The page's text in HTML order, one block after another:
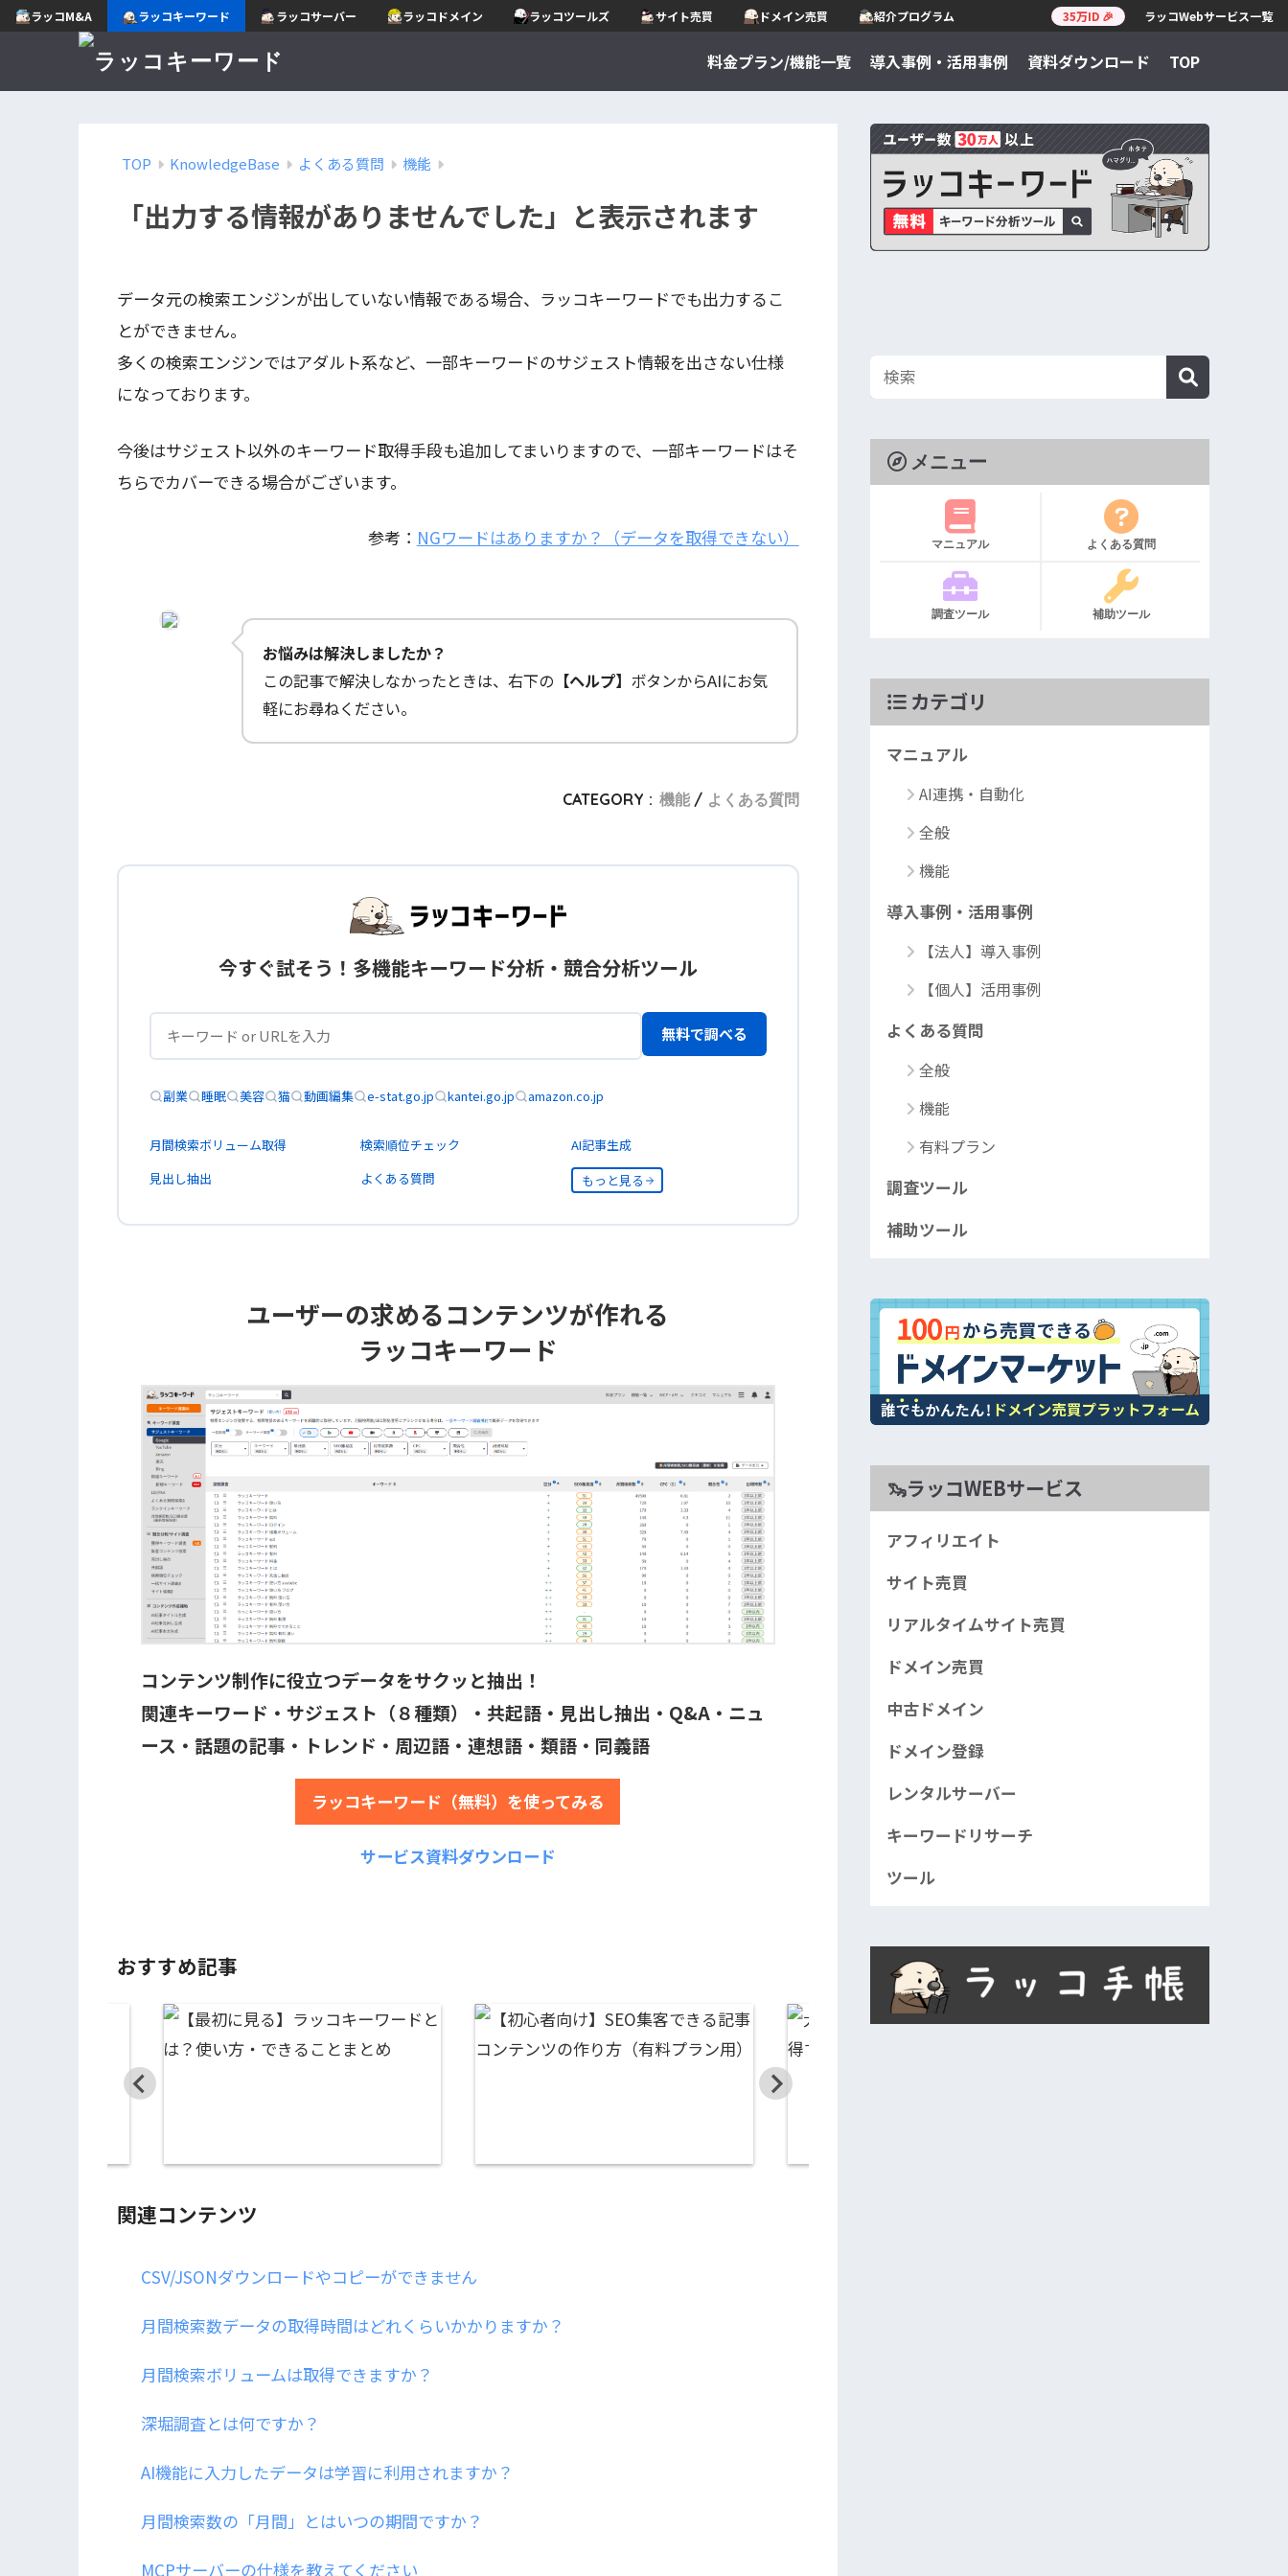
ラッコM&A ラッコキーワード ラッコサーバー ラッコドメイン ラッコツールズ サイト売買 ドメイン売買 紹介プログラム 35万ID 🎉 ラッコWebサービス一覧
料金プラン/機能一覧 導入事例・活用事例 資料ダウンロード TOP
TOP KnowledgeBase よくある質問 機能
「出力する情報がありませんでした」と表示されます
データ元の検索エンジンが出していない情報である場合、ラッコキーワードでも出力するこ
とができません。
多くの検索エンジンではアダルト系など、一部キーワードのサジェスト情報を出さない仕様
になっております。
今後はサジェスト以外のキーワード取得手段も追加してまいりますので、一部キーワードはそ
ちらでカバーできる場合がございます。
参考： NGワードはありますか？（データを取得できない）
お悩みは解決しましたか？
この記事で解決しなかったときは、右下の 【ヘルプ】 ボタンからAIにお気
軽にお尋ねください。
CATEGORY : 機能 よくある質問
今すぐ試そう！多機能キーワード分析・競合分析ツール
無料で調べる
副業 睡眠 美容 猫 動画編集 e-stat.go.jp kantei.go.jp amazon.co.jp
月間検索ボリューム取得 検索順位チェック
AI記事生成
見出し抽出
よくある質問 もっと見る
ユーザーの求めるコンテンツが作れる
ラッコキーワード
コンテンツ制作に役立つデータをサクッと抽出！
関連キーワード・サジェスト（８種類）・共起語・見出し抽出・Q&A・ニュ
ース・話題の記事・トレンド・周辺語・連想語・類語・同義語
ラッコキーワード（無料）を使ってみる
サービス資料ダウンロード
おすすめ記事
関連コンテンツ
CSV/JSONダウンロードやコピーができません
月間検索数データの取得時間はどれくらいかかりますか？
月間検索ボリュームは取得できますか？
深堀調査とは何ですか？
AI機能に入力したデータは学習に利用されますか？
月間検索数の「月間」とはいつの期間ですか？
MCPサーバーの仕様を教えてください
メニュー
マニュアル よくある質問
調査ツール 補助ツール
カテゴリ
マニュアル
AI連携・自動化
全般
機能
導入事例・活用事例
【法人】導入事例
【個人】活用事例
よくある質問
全般
機能
有料プラン
調査ツール
補助ツール
🦦ラッコWEBサービス
アフィリエイト
サイト売買
リアルタイムサイト売買
ドメイン売買
中古ドメイン
ドメイン登録
レンタルサーバー
キーワードリサーチ
ツール